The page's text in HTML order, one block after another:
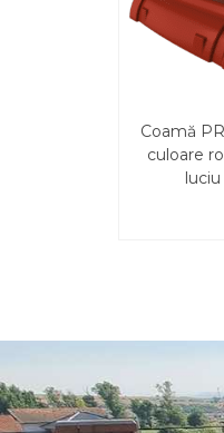
Coamă
culoare
luciu